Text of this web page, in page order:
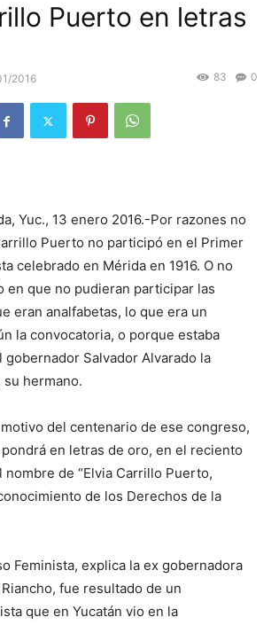
Puerto en letras
2016 0
83
Yuc., 13 enero 2016.-Por razones no
Puerto no participó en el Primer
celebrado en Mérida en 1916. O no
en que no pudieran participar las
eran analfabetas, lo que era un
la convocatoria, o porque estaba
gobernador Salvador Alvarado la
hermano.
del centenario de ese congreso,
en letras de oro, en el reciento
de “Elvia Carrillo Puerto,
de los Derechos de la
Feminista, explica la ex gobernadora
fue resultado de un
que en Yucatán vio en la